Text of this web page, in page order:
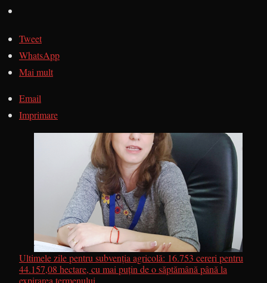
Tweet
WhatsApp
Mai mult
Email
Imprimare
Ultimele zile pentru subvenția agricolă: 16.753 cereri pentru
44.157,08 hectare, cu mai puțin de o săptămână până la
expirarea termenului